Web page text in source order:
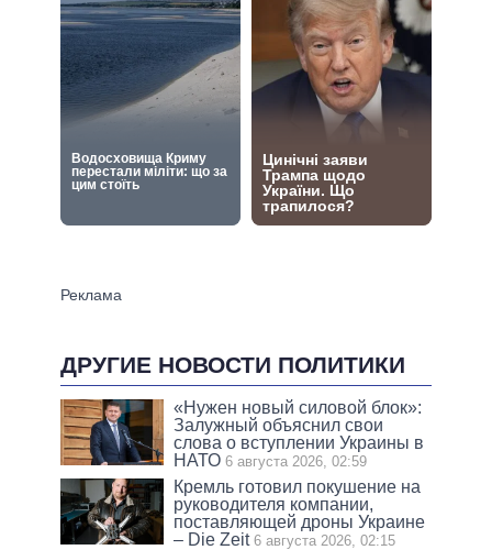
ДРУГИЕ НОВОСТИ ПОЛИТИКИ
«Нужен новый силовой блок»:
Залужный объяснил свои
слова о вступлении Украины в
НАТО 6 августа 2026, 02:59
Кремль готовил покушение на
руководителя компании,
поставляющей дроны Украине
– Die Zeit 6 августа 2026, 02:15